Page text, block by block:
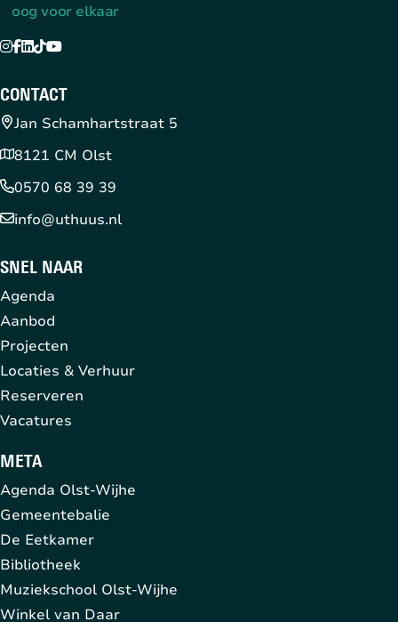
oog voor elkaar
Instagram
Facebook
LinkedIn
TikTokYouTube
CONTACT
Jan Schamhartstraat 5
8121 CM Olst
0570 68 39 39
info@uthuus.nl
SNEL NAAR
Agenda
Aanbod
Projecten
Locaties & Verhuur
Reserveren
Vacatures
META
Agenda Olst-Wijhe
Gemeentebalie
De Eetkamer
Bibliotheek
Muziekschool Olst-Wijhe
Winkel van Daar